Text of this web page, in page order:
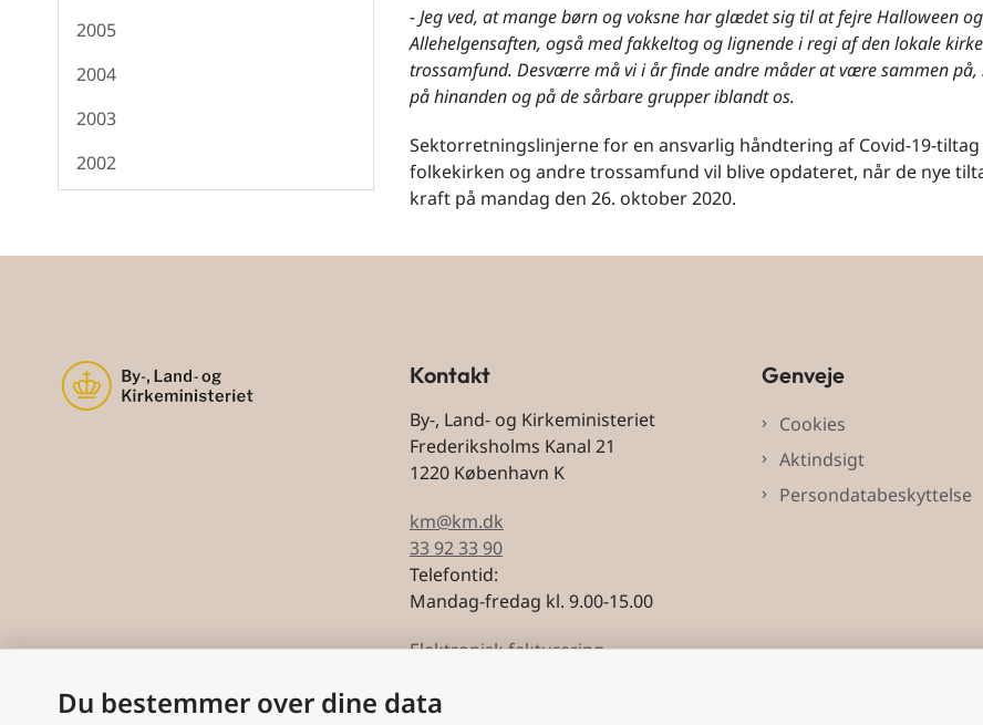
2005
2004
2003
2002
- Jeg ved, at mange børn og voksne har glædet sig til at fejre Halloween og
Allehelgensaften, også med fakkeltog og lignende i regi af den lokale
trossamfund. Desværre må vi i år finde andre måder at være sammen på,
på hinanden og på de sårbare grupper iblandt os.
Sektorretningslinjerne for en ansvarlig håndtering af Covid-19-tiltag
folkekirken og andre trossamfund vil blive opdateret, når de nye
kraft på mandag den 26. oktober 2020.
Kontakt
By-, Land- og Kirkeministeriet
Frederiksholms Kanal 21
1220 København K
km@km.dk
33 92 33 90
Telefontid:
Mandag-fredag kl. 9.00-15.00
Elektronisk fakturering
CVR: 59743228
Genveje
Cookies
Aktindsigt
Persondatabeskyttelse
Du bestemmer over dine data